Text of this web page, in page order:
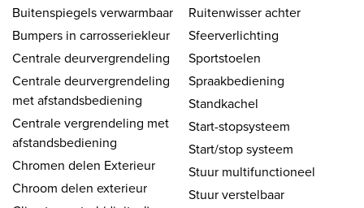
Buitenspiegels verwarmbaar
Bumpers in carrosseriekleur
Centrale deurvergrendeling
Centrale deurvergrendeling
met afstandsbediening
Centrale vergrendeling met
afstandsbediening
Chromen delen Exterieur
Chroom delen exterieur
Ruitenwisser achter
Sfeerverlichting
Sportstoelen
Spraakbediening
Standkachel
Start-stopsysteem
Start/stop systeem
Stuur multifunctioneel
Stuur verstelbaar